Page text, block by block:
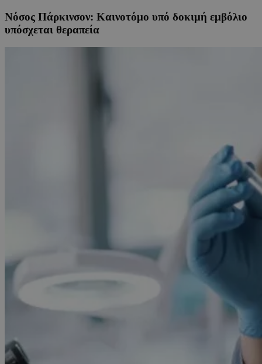
Νόσος Πάρκινσον: Καινοτόμο υπό δοκιμή εμβόλιο
υπόσχεται θεραπεία